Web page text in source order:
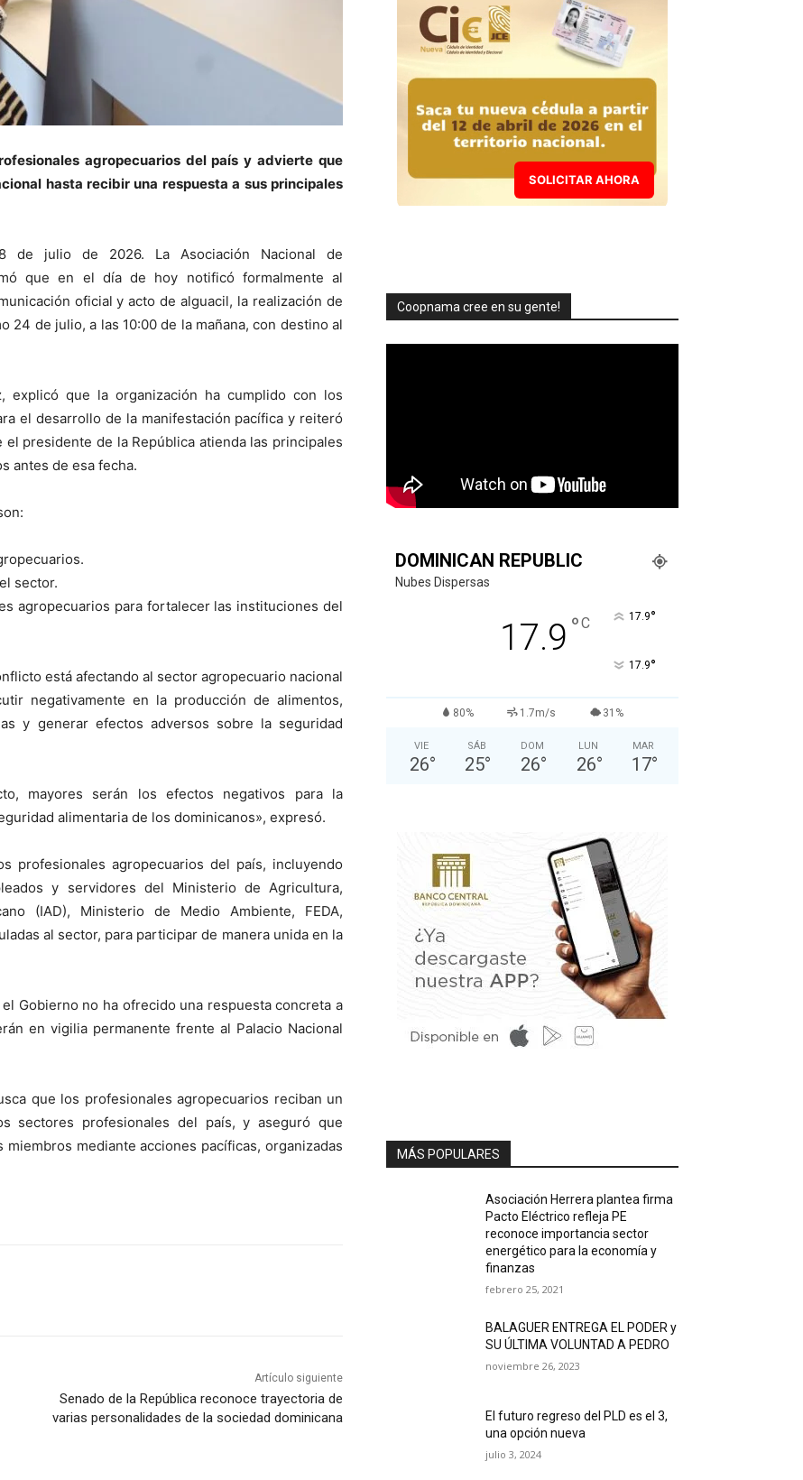
agropecuarios del país y advierte que
hasta recibir una respuesta a sus principales
8 de julio de 2026. La Asociación Nacional de
que en el día de hoy notificó formalmente al
oficial y acto de alguacil, la realización de
24 de julio, a las 10:00 de la mañana, con destino al
explicó que la organización ha cumplido con los
el desarrollo de la manifestación pacífica y reiteró
presidente de la República atienda las principales
antes de esa fecha.
sector.
agropecuarios para fortalecer las instituciones del
está afectando al sector agropecuario nacional
negativamente en la producción de alimentos,
y generar efectos adversos sobre la seguridad
mayores serán los efectos negativos para la
alimentaria de los dominicanos», expresó.
profesionales agropecuarios del país, incluyendo
y servidores del Ministerio de Agricultura,
(IAD), Ministerio de Medio Ambiente, FEDA,
al sector, para participar de manera unida en la
Gobierno no ha ofrecido una respuesta concreta a
en vigilia permanente frente al Palacio Nacional
que los profesionales agropecuarios reciban un
sectores profesionales del país, y aseguró que
mediante acciones pacíficas, organizadas
Artículo siguiente
Senado de la República reconoce trayectoria de
varias personalidades de la sociedad dominicana
SOLICITAR AHORA
Coopnama cree en su gente!
DOMINICAN REPUBLIC
Nubes Dispersas
17.9 °C 17.9°
17.9°
80% 1.7m/s 31%
VIE
26°
SÁB
25°
DOM
26°
LUN
26°
MAR
17°
MÁS POPULARES
Asociación Herrera plantea firma
Pacto Eléctrico refleja PE
reconoce importancia sector
energético para la economía y
finanzas
febrero 25, 2021
BALAGUER ENTREGA EL PODER y
SU ÚLTIMA VOLUNTAD A PEDRO
noviembre 26, 2023
El futuro regreso del PLD es el 3,
una opción nueva
julio 3, 2024